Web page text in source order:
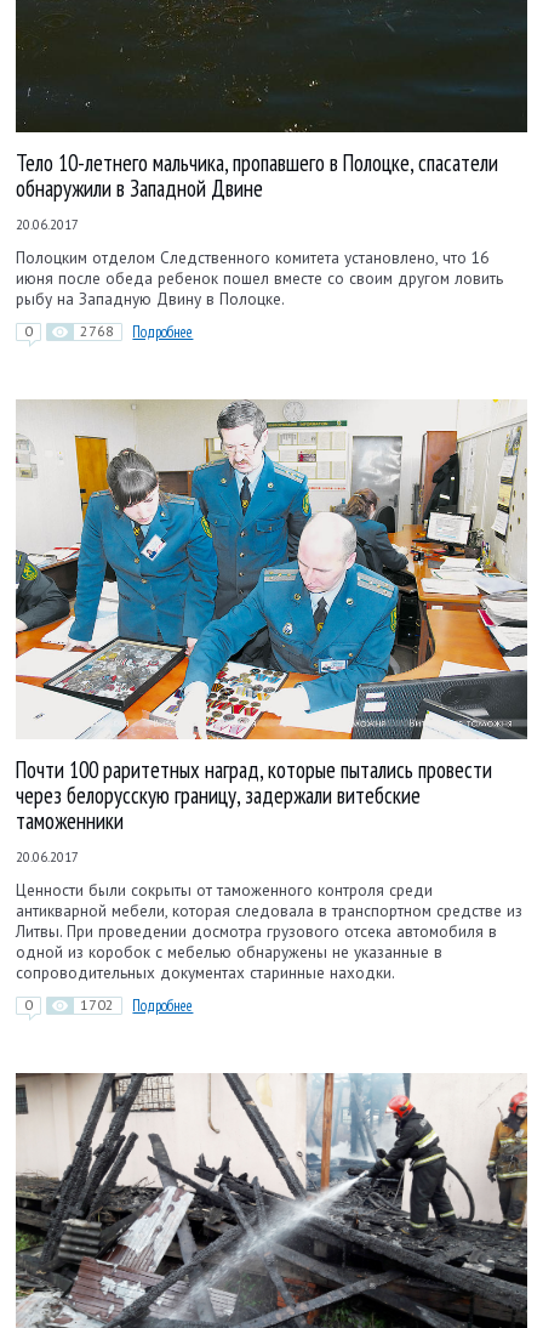
Тело 10-летнего мальчика, пропавшего в Полоцке, спасатели
обнаружили в Западной Двине
20.06.2017
Полоцким отделом Следственного комитета установлено, что 16
июня после обеда ребенок пошел вместе со своим другом ловить
рыбу на Западную Двину в Полоцке.
0 2768 Подробнее
Почти 100 раритетных наград, которые пытались провести
через белорусскую границу, задержали витебские
таможенники
20.06.2017
Ценности были сокрыты от таможенного контроля среди
антикварной мебели, которая следовала в транспортном средстве из
Литвы. При проведении досмотра грузового отсека автомобиля в
одной из коробок с мебелью обнаружены не указанные в
сопроводительных документах старинные находки.
0 1702 Подробнее